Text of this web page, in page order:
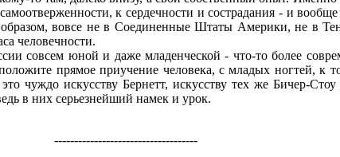
к сердечности и сострадания - и
вовсе не в Соединенные Штаты Америки, не в
человечности.
совсем юной и даже младенческой - что-то более
прямое приучение человека, с младых ногтей, к
чуждо искусству Бернетт, искусству тех же Бичер-
в них серьезнейший намек и урок.
------------------------------------